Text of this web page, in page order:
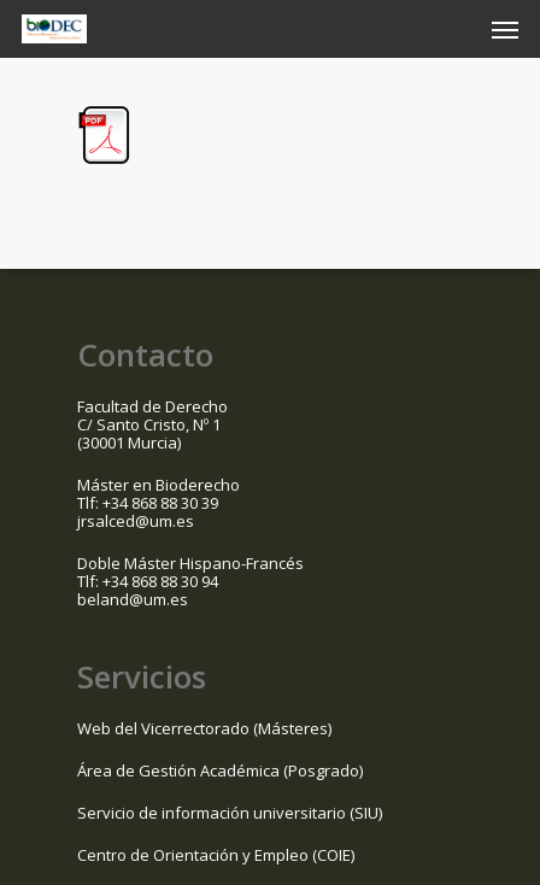
main
content
Contacto
Facultad de Derecho
C/ Santo Cristo, Nº 1
(30001 Murcia)
Máster en Bioderecho
Tlf: +34 868 88 30 39
jrsalced@um.es
Doble Máster Hispano-Francés
Tlf: +34 868 88 30 94
beland@um.es
Servicios
Web del Vicerrectorado (Másteres)
Área de Gestión Académica (Posgrado)
Servicio de información universitario (SIU)
Centro de Orientación y Empleo (COIE)